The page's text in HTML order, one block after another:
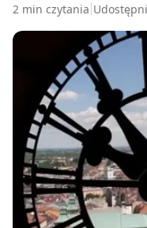
2 min czytania